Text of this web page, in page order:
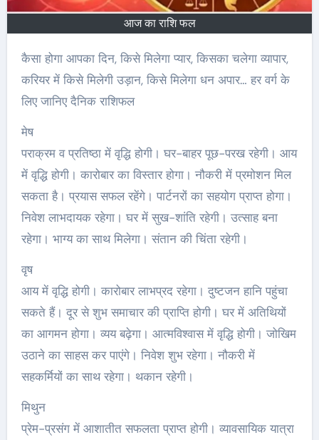
आज का राशि फल
कैसा होगा आपका दिन, किसे मिलेगा प्यार, किसका चलेगा व्यापार,
करियर में किसे मिलेगी उड़ान, किसे मिलेगा धन अपार… हर वर्ग के
लिए जानिए दैनिक राशिफल
मेष
पराक्रम व प्रतिष्ठा में वृद्धि होगी। घर-बाहर पूछ-परख रहेगी। आय
में वृद्धि होगी। कारोबार का विस्तार होगा। नौकरी में प्रमोशन मिल
सकता है। प्रयास सफल रहेंगे। पार्टनरों का सहयोग प्राप्त होगा।
निवेश लाभदायक रहेगा। घर में सुख-शांति रहेगी। उत्साह बना
रहेगा। भाग्य का साथ मिलेगा। संतान की चिंता रहेगी।
वृष
आय में वृद्धि होगी। कारोबार लाभप्रद रहेगा। दुष्टजन हानि पहुंचा
सकते हैं। दूर से शुभ समाचार की प्राप्ति होगी। घर में अतिथियों
का आगमन होगा। व्यय बढ़ेगा। आत्मविश्वास में वृद्धि होगी। जोखिम
उठाने का साहस कर पाएंगे। निवेश शुभ रहेगा। नौकरी में
सहकर्मियों का साथ रहेगा। थकान रहेगी।
मिथुन
प्रेम-प्रसंग में आशातीत सफलता प्राप्त होगी। व्यावसायिक यात्रा